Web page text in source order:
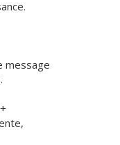
message